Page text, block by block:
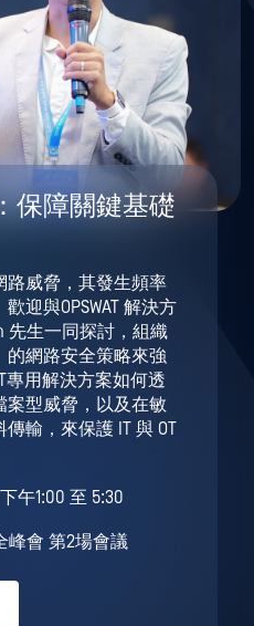
保障關鍵基礎
路威脅，其發生頻率
迎與OPSWAT 解決方
先生一同探討，組織
的網路安全策略來強
專用解決方案如何透
案型威脅，以及在敏
輸，來保護 IT 與 OT
午1:00 至 5:30
峰會 第2場會議